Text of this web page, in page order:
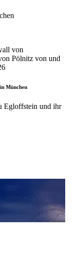
München
Egloffstein und ihr